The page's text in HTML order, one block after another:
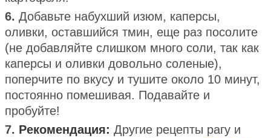
6. Добавьте набухший изюм, каперсы,
оливки, оставшийся тмин, еще раз посолите
(не добавляйте слишком много соли, так как
каперсы и оливки довольно соленые),
поперчите по вкусу и тушите около 10 минут,
постоянно помешивая. Подавайте и
пробуйте!
7. Рекомендация: Другие рецепты рагу и